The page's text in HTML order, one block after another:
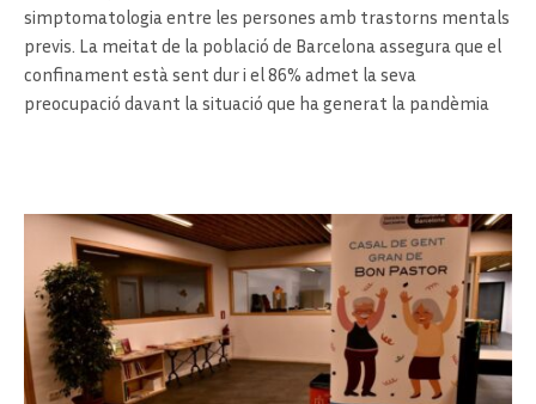
simptomatologia entre les persones amb trastorns mentals
previs. La meitat de la població de Barcelona assegura que el
confinament està sent dur i el 86% admet la seva
preocupació davant la situació que ha generat la pandèmia